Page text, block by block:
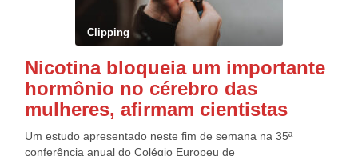
Clipping
Nicotina bloqueia um importante
hormônio no cérebro das
mulheres, afirmam cientistas
Um estudo apresentado neste fim de semana na 35ª
conferência anual do Colégio Europeu de